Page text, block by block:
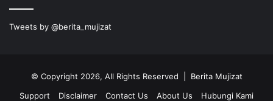
Tweets by @berita_mujizat
© Copyright 2026, All Rights Reserved | Berita Mujizat
Support
Disclaimer Contact Us About Us Hubungi Kami